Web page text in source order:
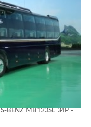
BENZ MB120SL 34P -